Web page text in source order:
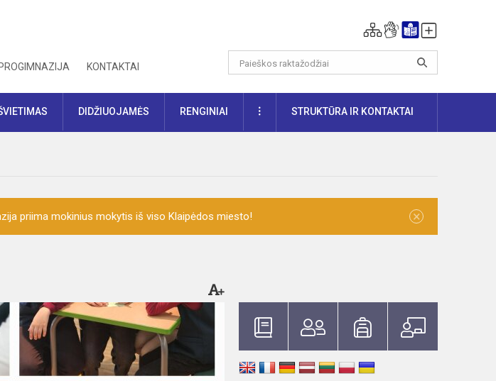
PROGIMNAZIJA KONTAKTAI
DIDŽIUOJAMĖS RENGINIAI DAUGIAUSTRUKTŪRA IR KONTAKTAI
priima mokinius mokytis iš viso Klaipėdos miesto! ×